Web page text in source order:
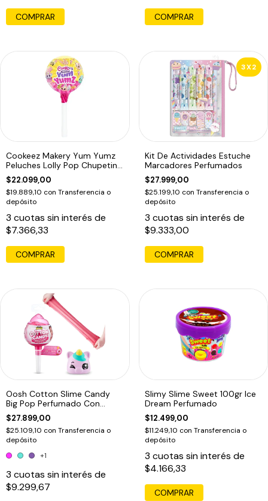
Cookeez Makery Yum Yumz
Peluches Lolly Pop Chupetin
Mascotas
$22.099,00
$19.889,10 con Transferencia o
depósito
3 cuotas sin interés de
$7.366,33
3X2
Kit De Actividades Estuche
Marcadores Perfumados
$27.999,00
$25.199,10 con Transferencia o
depósito
3 cuotas sin interés de
$9.333,00
Oosh Cotton Slime Candy
Big Pop Perfumado Con
Squishy1
$27.899,00
$25.109,10 con Transferencia o
depósito
+1
3 cuotas sin interés de
$9.299,67
Slimy Slime Sweet 100gr Ice
Dream Perfumado
$12.499,00
$11.249,10 con Transferencia o
depósito
3 cuotas sin interés de
$4.166,33
COMPRAR